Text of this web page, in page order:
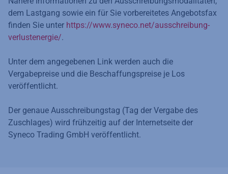
dem Lastgang sowie ein für Sie vorbereitetes Angebotsfax
finden Sie unter https://www.syneco.net/ausschreibung-
verlustenergie/.
Unter dem angegebenen Link werden auch die
Vergabepreise und die Beschaffungspreise je Los
veröffentlicht.
Der genaue Ausschreibungstag (Tag der Vergabe des
Zuschlages) wird frühzeitig auf der Internetseite der
Syneco Trading GmbH veröffentlicht.